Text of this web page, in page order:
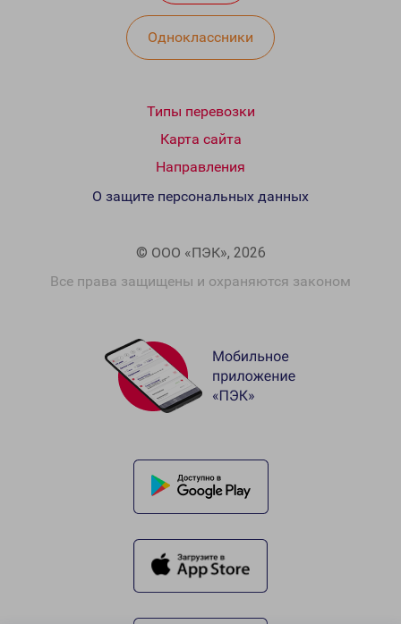
Одноклассники
Типы перевозки
Карта сайта
Направления
© ООО «ПЭК», 2026
Все права защищены и охраняются законом
О защите персональных данных